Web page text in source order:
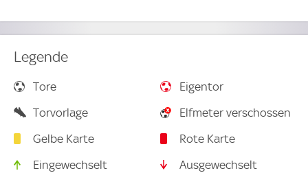
Legende
Tore
Eigentor
Torvorlage
Elfmeter verschossen
Gelbe Karte
Rote Karte
Eingewechselt
Ausgewechselt